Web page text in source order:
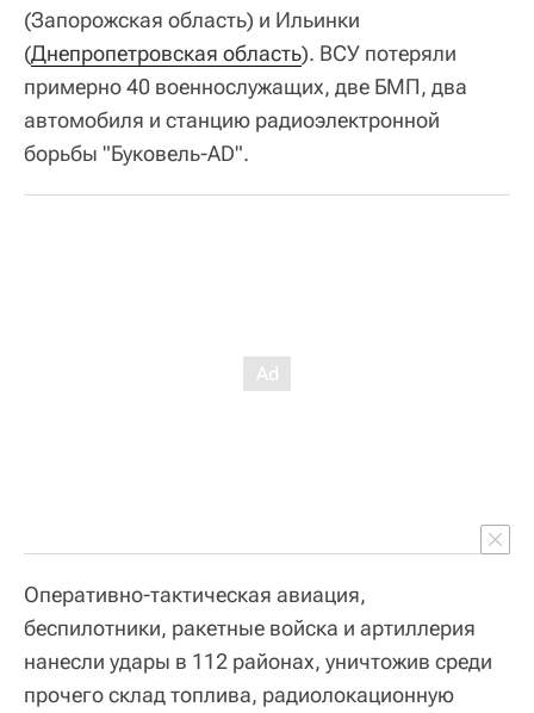
(Запорожская область) и Ильинки
(Днепропетровская область). ВСУ потеряли
примерно 40 военнослужащих, две БМП, два
автомобиля и станцию радиоэлектронной
борьбы "Буковель-AD".
Оперативно-тактическая авиация,
беспилотники, ракетные войска и артиллерия
нанесли удары в 112 районах, уничтожив среди
прочего склад топлива, радиолокационную